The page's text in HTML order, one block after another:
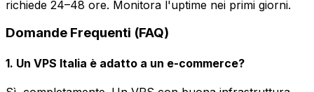
richiede 24–48 ore. Monitora l'uptime nei primi giorni.
Domande Frequenti (FAQ)
1. Un VPS Italia è adatto a un e-commerce?